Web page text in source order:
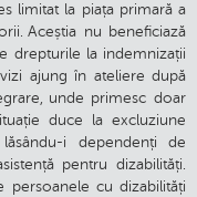
limitat la piața primară a
Aceștia nu beneficiază
drepturile la indemnizații
ajung în ateliere după
unde primesc doar
duce la excluziune
i dependenți de
pentru dizabilități.
persoanele cu dizabilități